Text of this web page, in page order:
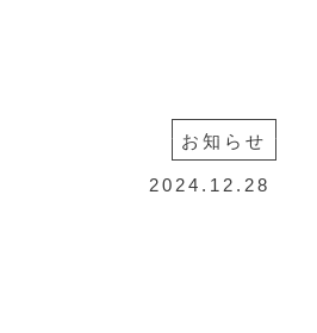
お知らせ
2024.12.28